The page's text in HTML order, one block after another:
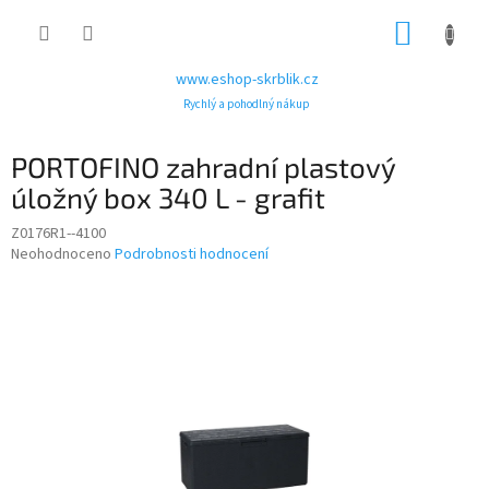
www.eshop-skrblik.cz
Rychlý a pohodlný nákup
PORTOFINO zahradní plastový
úložný box 340 L - grafit
Z0176R1--4100
Průměrné
Neohodnoceno Podrobnosti hodnocení